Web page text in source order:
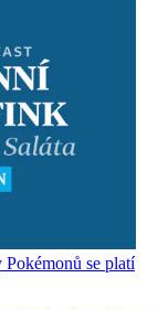
Pokémonů se platí